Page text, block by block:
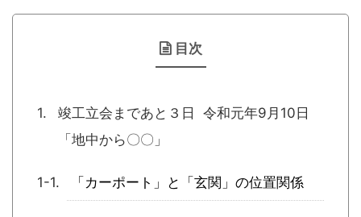
目次
竣工立会まであと３日 令和元年9月10日
「地中から〇〇」
「カーポート」と「玄関」の位置関係